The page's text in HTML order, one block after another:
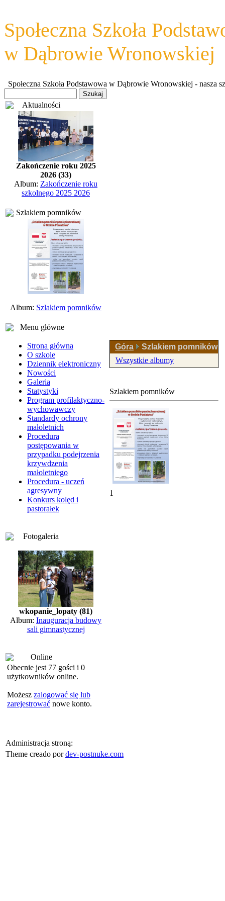
Społeczna Szkoła
w Dąbrowie Wronowskiej
Społeczna Szkoła Podstawowa w Dąbrowie Wronowskiej - nasza
Aktualności
Zakończenie roku 2025
2026 (33)
Album: Zakończenie roku
szkolnego 2025 2026
Szlakiem pomników
Album: Szlakiem pomników
Menu główne
Strona główna
O szkole
Dziennik elektroniczny
Nowości
Galeria
Statystyki
Program profilaktyczno-
wychowawczy
Standardy ochrony
małoletnich
Procedura
postępowania w
przypadku podejrzenia
krzywdzenia
małoletniego
Procedura - uczeń
agresywny
Konkurs kolęd i
pastorałek
Fotogaleria
wkopanie_lopaty (81)
Album: Inauguracja budowy
sali gimnastycznej
Online
Obecnie jest 77 gości i 0
użytkowników online.
Możesz zalogować się lub
zarejestrować nowe konto.
Góra
Szlakiem pomników
Wszystkie albumy
Szlakiem pomników
1
Administracja stroną:
Theme creado pordev-postnuke.com